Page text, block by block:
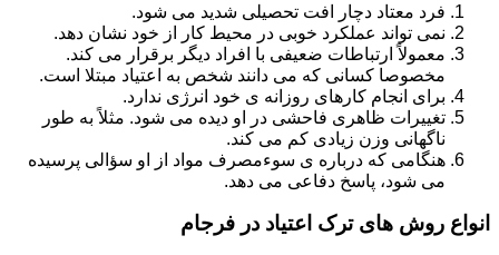
فرد معتاد دچار افت تحصیلی شدید می شود.
نمی تواند عملکرد خوبی در محیط کار از خود نشان دهد.
معمولاً ارتباطات ضعیفی با افراد دیگر برقرار می کند.
مخصوصا کسانی که می دانند شخص به اعتیاد مبتلا است.
برای انجام کارهای روزانه ی خود انرژی ندارد.
تغییرات ظاهری فاحشی در او دیده می شود. مثلاً به طور
ناگهانی وزن زیادی کم می کند.
هنگامی که درباره ی سوءمصرف مواد از او سؤالی پرسیده
می شود، پاسخ دفاعی می دهد.
انواع روش های ترک اعتیاد در فرجام